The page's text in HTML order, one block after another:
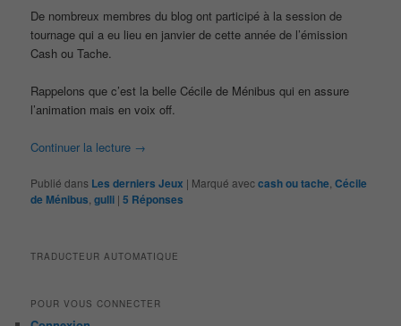
De nombreux membres du blog ont participé à la session de
tournage qui a eu lieu en janvier de cette année de l’émission
Cash ou Tache.
Rappelons que c’est la belle Cécile de Ménibus qui en assure
l’animation mais en voix off.
Continuer la lecture →
Publié dans Les derniers Jeux | Marqué aveccash ou tache ,Cécile
de Ménibus ,gulli |5 Réponses
TRADUCTEUR AUTOMATIQUE
POUR VOUS CONNECTER